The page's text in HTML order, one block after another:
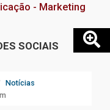
- Marketing
SOCIAIS
Notícias